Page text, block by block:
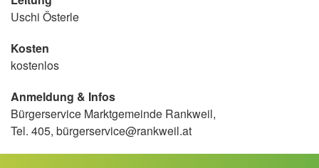
Uschi Österle
Kosten
kostenlos
Anmeldung & Infos
Bürgerservice Marktgemeinde Rankweil,
Tel. 405, bürgerservice@rankweil.at